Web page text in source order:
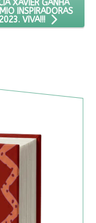
XAVIER GANHA
INSPIRADORAS
2023. VIVA!!!